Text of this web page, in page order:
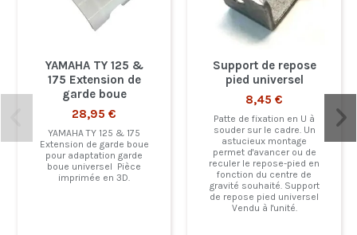
YAMAHA TY 125 &
175 Extension de
garde boue
28,95 €
YAMAHA TY 125 & 175
Extension de garde boue
pour adaptation garde
boue universel Pièce
imprimée en 3D.
Support de repose
pied universel
8,45 €
Patte de fixation en U à
souder sur le cadre. Un
astucieux montage
permet d'avancer ou de
reculer le repose-pied en
fonction du centre de
gravité souhaité. Support
de repose pied universel
Vendu à l'unité.